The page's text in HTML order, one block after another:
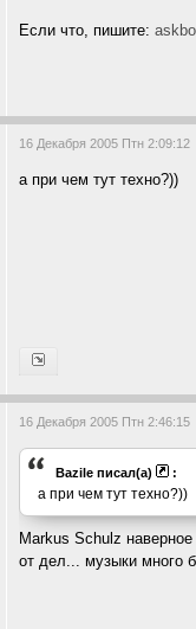
Если что, пишите:
16 Декабря 2005 Птн 2:09:12
а при чем тут техно?))
16 Декабря 2005 Птн 2:46:15
Bazile писал(а) :
а при чем тут техно?))
Markus Schulz
от дел... музыки много